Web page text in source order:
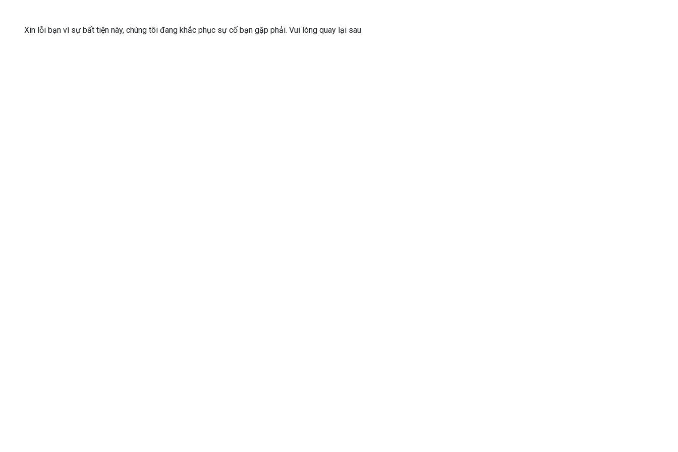
Xin lỗi bạn vì sự bất tiện này, chúng tôi đang khắc phục sự cố bạn gặp phải. Vui lòng quay lại sau